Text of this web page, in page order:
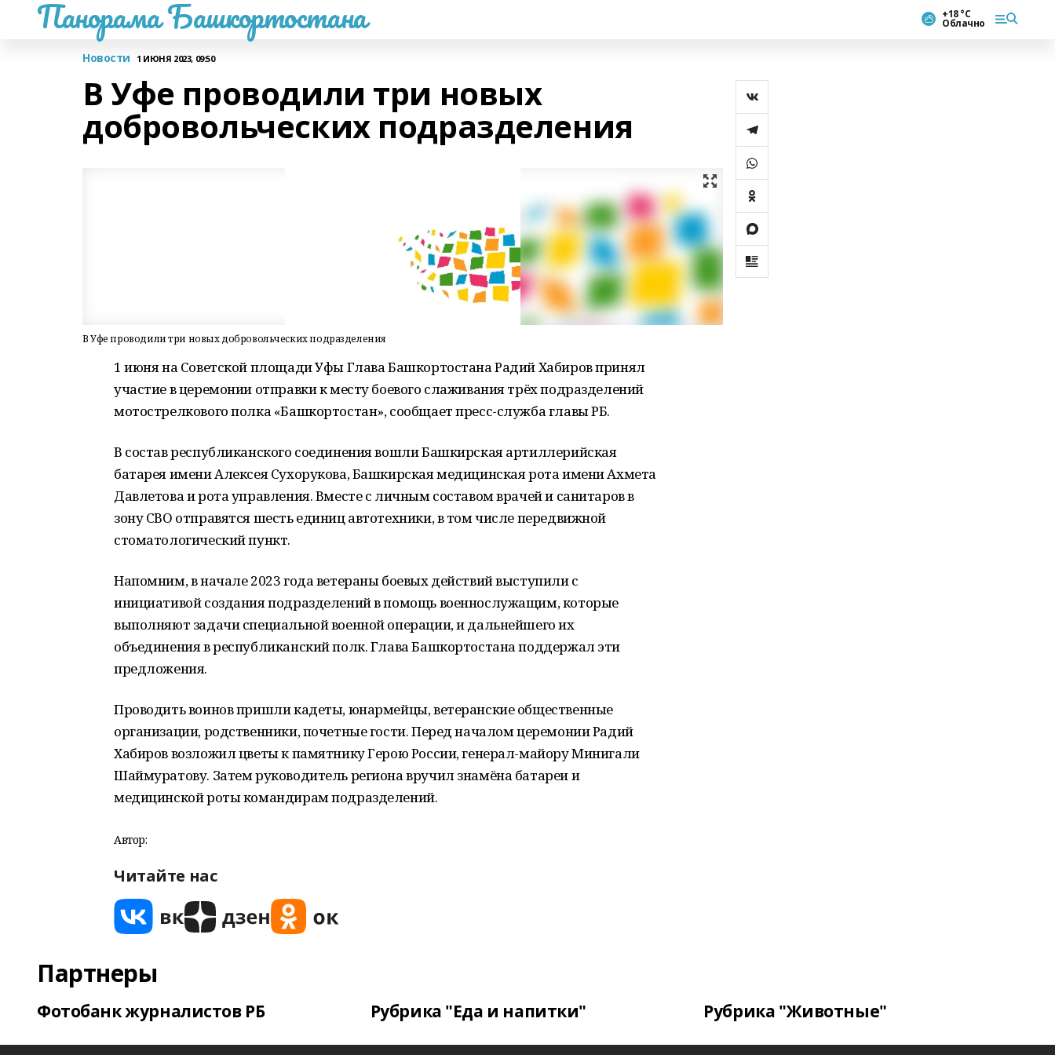
Панорама Башкортостана +18 °С
Облачно
Новости 1 ИЮНЯ 2023, 09:50
В Уфе проводили три новых
добровольческих подразделения
В Уфе проводили три новых добровольческих подразделения
1 июня на Советской площади Уфы Глава Башкортостана Радий Хабиров принял
участие в церемонии отправки к месту боевого слаживания трёх подразделений
мотострелкового полка «Башкортостан», сообщает пресс-служба главы РБ.
В состав республиканского соединения вошли Башкирская артиллерийская
батарея имени Алексея Сухорукова, Башкирская медицинская рота имени Ахмета
Давлетова и рота управления. Вместе с личным составом врачей и санитаров в
зону СВО отправятся шесть единиц автотехники, в том числе передвижной
стоматологический пункт.
Напомним, в начале 2023 года ветераны боевых действий выступили с
инициативой создания подразделений в помощь военнослужащим, которые
выполняют задачи специальной военной операции, и дальнейшего их
объединения в республиканский полк. Глава Башкортостана поддержал эти
предложения.
Проводить воинов пришли кадеты, юнармейцы, ветеранские общественные
организации, родственники, почетные гости. Перед началом церемонии Радий
Хабиров возложил цветы к памятнику Герою России, генерал-майору Минигали
Шаймуратову. Затем руководитель региона вручил знамёна батареи и
медицинской роты командирам подразделений.
Автор:
Читайте нас
Партнеры
Фотобанк журналистов РБ Рубрика "Еда и напитки" Рубрика "Животные"